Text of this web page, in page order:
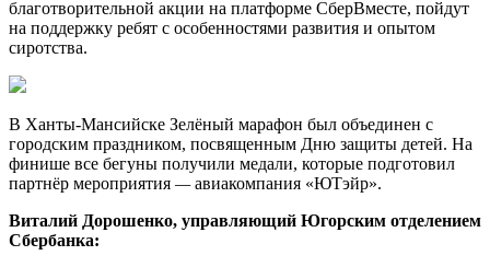
благотворительной акции на платформе СберВместе, пойдут
на поддержку ребят с особенностями развития и опытом
сиротства.
В Ханты-Мансийске Зелёный марафон был объединен с
городским праздником, посвященным Дню защиты детей. На
финише все бегуны получили медали, которые подготовил
партнёр мероприятия —авиакомпания «ЮТэйр».
Виталий Дорошенко, управляющий Югорским отделением
Сбербанка: